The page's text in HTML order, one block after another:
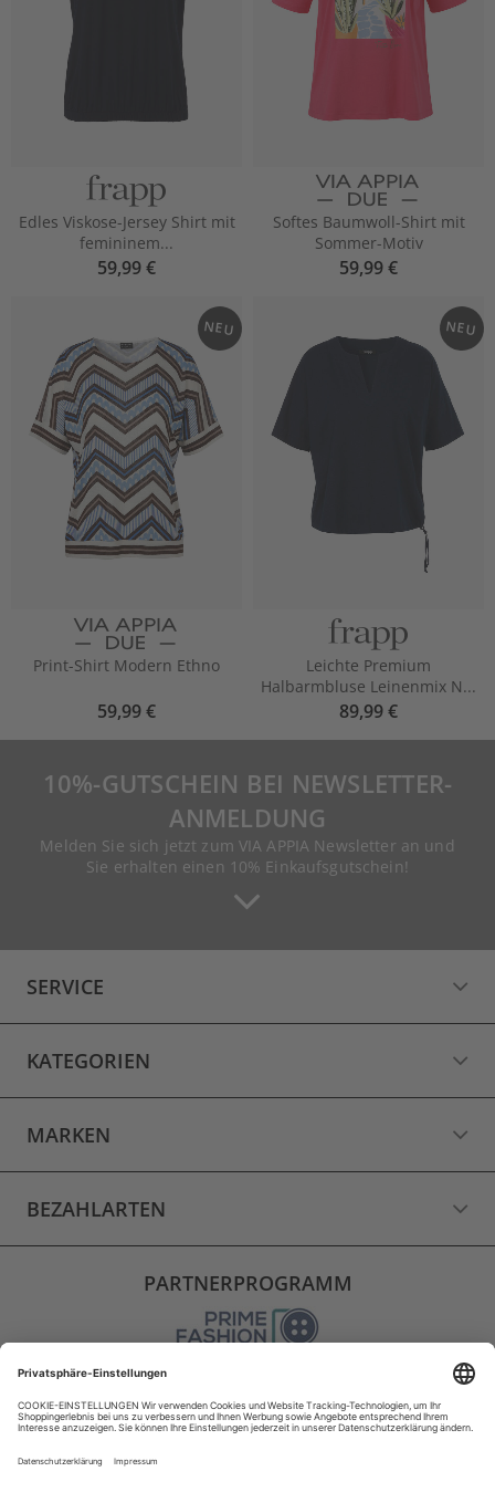
Edles Viskose-Jersey Shirt mit
femininem...
59,99 €
Softes Baumwoll-Shirt mit
Sommer-Motiv
59,99 €
NEU
Print-Shirt Modern Ethno
59,99 €
NEU
Leichte Premium
Halbarmbluse Leinenmix N...
89,99 €
10%-GUTSCHEIN BEI NEWSLETTER-
ANMELDUNG
Melden Sie sich jetzt zum VIA APPIA Newsletter an und
Sie erhalten einen 10% Einkaufsgutschein!
SERVICE
KATEGORIEN
MARKEN
BEZAHLARTEN
PARTNERPROGRAMM
VERSAND